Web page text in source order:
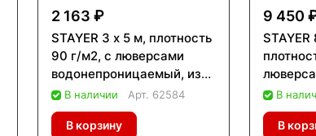
2 163 ₽
STAYER 3 х 5 м, плотность
90 г/м2, с люверсами
водонепроницаемый, из
тканого полимера,
универсальный, тент-
полотно, Professional
В наличии Арт. 62584
В корзину
9 450
STAYER
В
В